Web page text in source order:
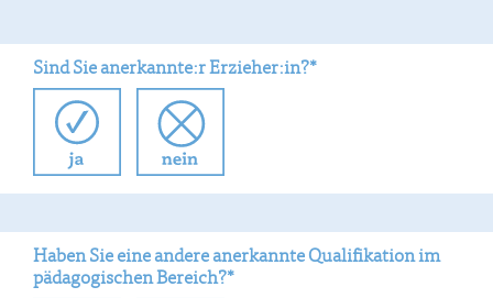
Sind Sie anerkannte:rErzieher:in?*
Haben Sie eine andere anerkannte Qualifikation im
pädagogischenBereich?*